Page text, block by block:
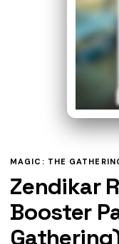
MAGIC: THE
Zendikar
Booster